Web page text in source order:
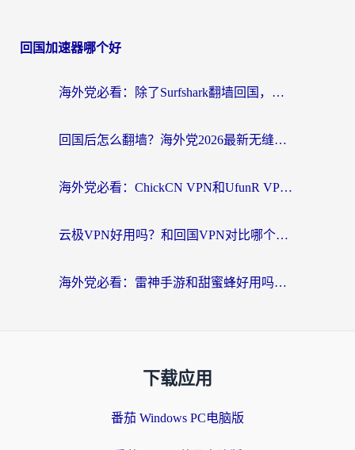
回国加速器哪个好
海外党必看：除了Surfshark翻墙回国，这些加速器选择技巧你真的懂吗？
回国后怎么翻墙？海外党2026最新无缝访问国内资源全攻略（附对比实测）
海外党必看：ChickCN VPN和UfunR VPN对比哪个回国效果更好？附实用选择指南
云极VPN好用吗？和回国VPN对比哪个回国效果更好？海外党亲测避坑指南
海外党必看：雷神手游和甜蜜蜂好用吗？3步选对回国加速器无缝刷国内资源
下载应用
番茄 Windows PC电脑版